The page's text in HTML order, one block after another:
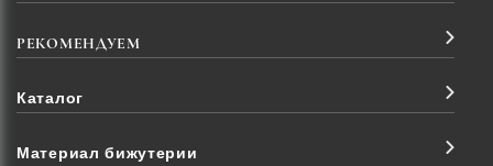
РЕКОМЕНДУЕМ
Каталог
Материал бижутерии